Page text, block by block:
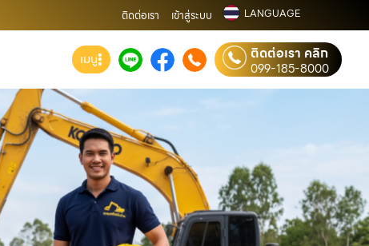
ติดต่อเรา เข้าสู่ระบบ LANGUAGE
เมนู ติดต่อเรา คลิก
099-185-8000